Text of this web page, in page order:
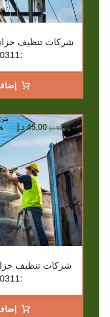
شركات تنظيف
:0501640311
شركات تنظيف
:0501640311
60,00 د.إ 45,00 د.إ